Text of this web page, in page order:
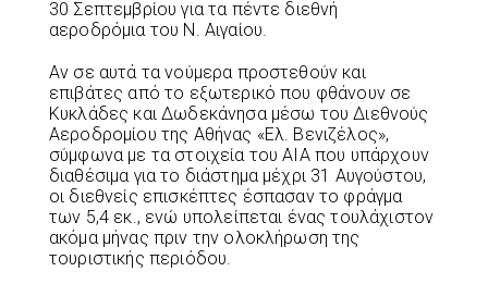
30 Σεπτεμβρίου για τα πέντε διεθνή
αεροδρόμια του Ν. Αιγαίου.
Αν σε αυτά τα νούμερα προστεθούν και
επιβάτες από το εξωτερικό που φθάνουν σε
Κυκλάδες και Δωδεκάνησα μέσω του Διεθνούς
Αεροδρομίου της Αθήνας «Ελ. Βενιζέλος»,
σύμφωνα με τα στοιχεία του ΑΙΑ που υπάρχουν
διαθέσιμα για το διάστημα μέχρι 31 Αυγούστου,
οι διεθνείς επισκέπτες έσπασαν το φράγμα
των 5,4 εκ., ενώ υπολείπεται ένας τουλάχιστον
ακόμα μήνας πριν την ολοκλήρωση της
τουριστικής περιόδου.